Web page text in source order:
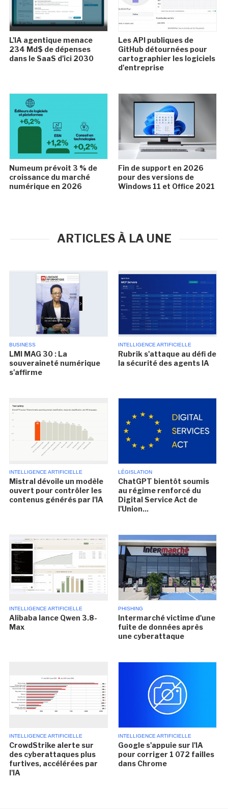
L'IA agentique menace
234 Md$ de dépenses
dans le SaaS d'ici 2030
Les API publiques de
GitHub détournées pour
cartographier les logiciels
d'entreprise
Numeum prévoit 3 % de
croissance du marché
numérique en 2026
Fin de support en 2026
pour des versions de
Windows 11 et Office 2021
ARTICLES À LA UNE
BUSINESS
LMI MAG 30 : La
souveraineté numérique
s'affirme
INTELLIGENCE ARTIFICIELLE
Rubrik s'attaque au défi de
la sécurité des agents IA
INTELLIGENCE ARTIFICIELLE
Mistral dévoile un modèle
ouvert pour contrôler les
contenus générés par l'IA
LÉGISLATION
ChatGPT bientôt soumis
au régime renforcé du
Digital Service Act de
l'Union...
INTELLIGENCE ARTIFICIELLE
Alibaba lance Qwen 3.8-
Max
PHISHING
Intermarché victime d'une
fuite de données après
une cyberattaque
INTELLIGENCE ARTIFICIELLE
CrowdStrike alerte sur
des cyberattaques plus
furtives, accélérées par
l'IA
INTELLIGENCE ARTIFICIELLE
Google s'appuie sur l'IA
pour corriger 1 072 failles
dans Chrome